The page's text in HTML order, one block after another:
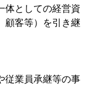
体としての経営資
顧客等）を引き継
従業員承継等の事